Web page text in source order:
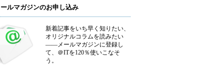
ルマガジンのお申し込み
新着記事をいち早く知りたい、
オリジナルコラムを読みたい
――メールマガジンに登録し
て、＠ITを120％使いこなそ
う。